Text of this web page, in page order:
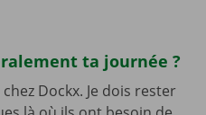
ta journée ?
Dockx. Je dois rester